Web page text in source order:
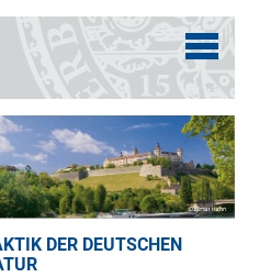
DER DEUTSCHEN